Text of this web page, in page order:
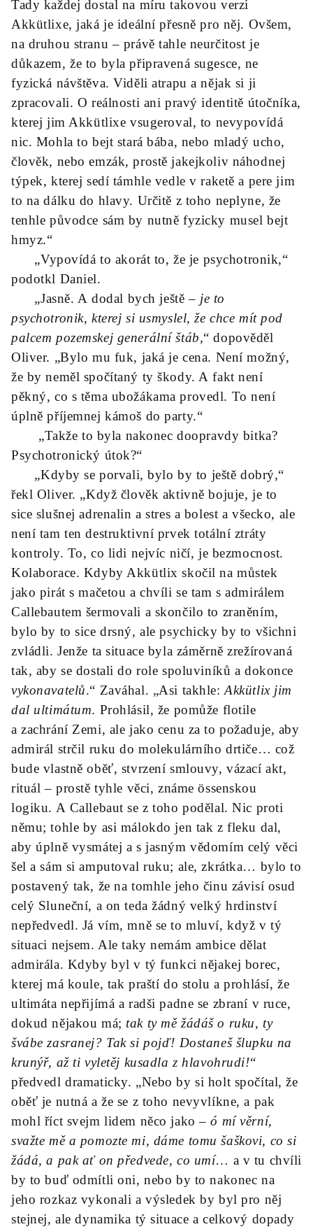
Tady každej dostal na míru takovou verzi
Akkütlixe, jaká je ideální přesně pro něj. Ovšem,
na druhou stranu – právě tahle neurčitost je
důkazem, že to byla připravená sugesce, ne
fyzická návštěva. Viděli atrapu a nějak si ji
zpracovali. O reálnosti ani pravý identitě útočníka,
kterej jim Akkütlixe vsugeroval, to nevypovídá
nic. Mohla to bejt stará bába, nebo mladý ucho,
člověk, nebo emzák, prostě jakejkoliv náhodnej
týpek, kterej sedí támhle vedle v raketě a pere jim
to na dálku do hlavy. Určitě z toho neplyne, že
tenhle původce sám by nutně fyzicky musel bejt
hmyz.“
„Vypovídá to akorát to, že je psychotronik,“
podotkl Daniel.
„Jasně. A dodal bych ještě – je to
psychotronik, kterej si usmyslel, že chce mít pod
palcem pozemskej generální štáb,“ dopověděl
Oliver. „Bylo mu fuk, jaká je cena. Není možný,
že by neměl spočítaný ty škody. A fakt není
pěkný, co s těma ubožákama provedl. To není
úplně příjemnej kámoš do party.“
„Takže to byla nakonec doopravdy bitka?
Psychotronický útok?“
„Kdyby se porvali, bylo by to ještě dobrý,“
řekl Oliver. „Když člověk aktivně bojuje, je to
sice slušnej adrenalin a stres a bolest a všecko, ale
není tam ten destruktivní prvek totální ztráty
kontroly. To, co lidi nejvíc ničí, je bezmocnost.
Kolaborace. Kdyby Akkütlix skočil na můstek
jako pirát s mačetou a chvíli se tam s admirálem
Callebautem šermovali a skončilo to zraněním,
bylo by to sice drsný, ale psychicky by to všichni
zvládli. Jenže ta situace byla záměrně zrežírovaná
tak, aby se dostali do role spoluviníků a dokonce
vykonavatelů.“ Zaváhal. „Asi takhle:Akkütlix jim
dal ultimátum. Prohlásil, že pomůže flotile
a zachrání Zemi, ale jako cenu za to požaduje, aby
admirál strčil ruku do molekulárního drtiče… což
bude vlastně oběť, stvrzení smlouvy, vázací akt,
rituál – prostě tyhle věci, známe össenskou
logiku. A Callebaut se z toho podělal. Nic proti
němu; tohle by asi málokdo jen tak z fleku dal,
aby úplně vysmátej a s jasným vědomím celý věci
šel a sám si amputoval ruku; ale, zkrátka… bylo to
postavený tak, že na tomhle jeho činu závisí osud
celý Sluneční, a on teda žádný velký hrdinství
nepředvedl. Já vím, mně se to mluví, když v tý
situaci nejsem. Ale taky nemám ambice dělat
admirála. Kdyby byl v tý funkci nějakej borec,
kterej má koule, tak praští do stolu a prohlásí, že
ultimáta nepřijímá a radši padne se zbraní v ruce,
dokud nějakou má; tak ty mě žádáš o ruku, ty
švábe zasranej? Tak si pojď! Dostaneš šlupku na
krunýř, až ti vyletěj kusadla z hlavohrudi!“
předvedl dramaticky. „Nebo by si holt spočítal, že
oběť je nutná a že se z toho nevyvlíkne, a pak
mohl říct svejm lidem něco jako –ó mí věrní,
svažte mě a pomozte mi, dáme tomu šaškovi, co si
žádá, a pak ať on předvede, co umí… a v tu chvíli
by to buď odmítli oni, nebo by to nakonec na
jeho rozkaz vykonali a výsledek by byl pro něj
stejnej, ale dynamika tý situace a celkový dopady